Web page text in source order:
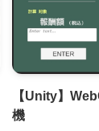
【Unity】
機